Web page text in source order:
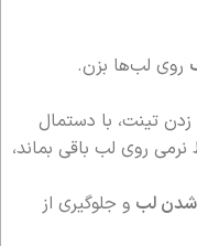
روی لب‌ها بزن.
تینت، با دستمال
نرمی روی لب باقی بماند،
شدن لب و جلوگیری از